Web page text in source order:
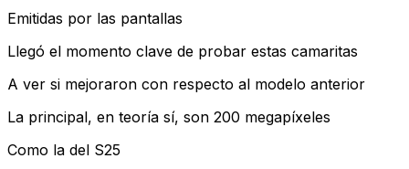
Emitidas por las pantallas
Llegó el momento clave de probar estas camaritas
A ver si mejoraron con respecto al modelo anterior
La principal, en teoría sí, son 200 megapíxeles
Como la del S25